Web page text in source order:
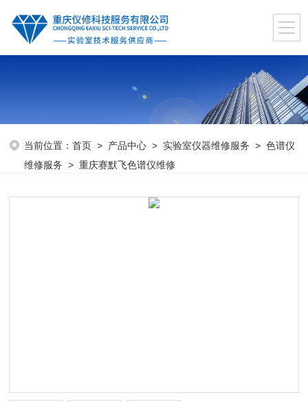
当前位置：首页 > 产品中心 > 实验室仪器维修服务 >色谱仪
维修服务 > 重庆赛默飞色谱仪维修